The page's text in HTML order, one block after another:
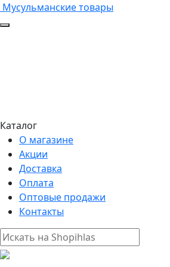
Мусульманские товары
Каталог
О магазине
Акции
Доставка
Оплата
Оптовые продажи
Контакты